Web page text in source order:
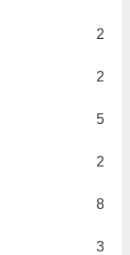
2
2
5
2
8
3